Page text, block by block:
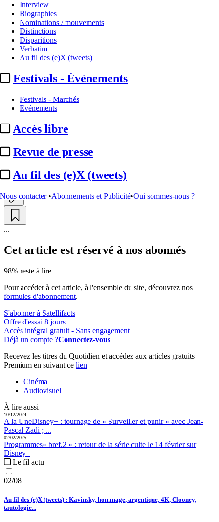
Interview
Biographies
Nominations / mouvements
Distinctions
Disparitions
Verbatim
Au fil des (e)X (tweets)
Festivals - Évènements
Festivals - Marchés
Evénements
Accès libre
Revue de presse
Au fil des (e)X (tweets)
Nous contacter •Abonnements et Publicité•Qui sommes-nous ?
« Bref » / Disney+ :
que la prochaine saison sera
dans ...
Actualité n° 316850
...
Cet article est réservé à nos abonnés
98% reste à lire
Pour accéder à cet article, à l'ensemble du site, découvrez nos
formules d'abonnement.
S'abonner à Satellifacts
Offre d'essai 8 jours
Accès intégral gratuit - Sans engagement
Déjà un compte ?Connectez-vous
Recevez les titres du Quotidien et accédez aux articles gratuits
Premium en suivant ce lien.
Cinéma
Audiovisuel
À lire aussi
10/12/2024
A la UneDisney+ : tournage de « Surveiller et punir » avec Jean-
Pascal Zadi ; ...
02/02/2025
Programmes« bref.2 » : retour de la série culte le 14 février sur
Disney+
Le fil actu
02/08
Au fil des (e)X (tweets) : Kavinsky, hommage, argentique, 4K, Clooney,
tautologie...